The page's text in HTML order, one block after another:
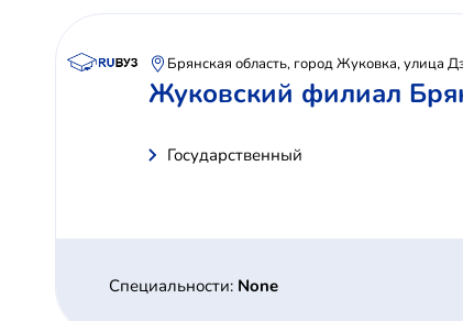
Брянская область, город Жуковка, улица
Жуковский филиал
Государственный
Специальности: None